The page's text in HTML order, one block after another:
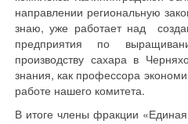
направлении региональную
знаю, уже работает над
предприятия по
производству сахара в
знания, как профессора
работе нашего комитета.
В итоге члены фракции